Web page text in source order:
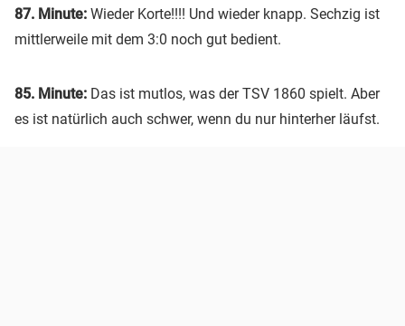
87. Minute: Wieder Korte!!!! Und wieder knapp. Sechzig ist
mittlerweile mit dem 3:0 noch gut bedient.
85. Minute: Das ist mutlos, was der TSV 1860 spielt. Aber
es ist natürlich auch schwer, wenn du nur hinterher läufst.